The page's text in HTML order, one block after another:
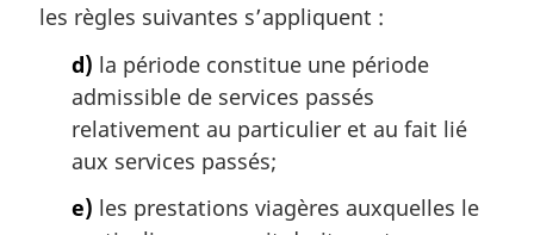
les règles suivantes s’appliquent :
d) la période constitue une période
admissible de services passés
relativement au particulier et au fait lié
aux services passés;
e) les prestations viagères auxquelles le